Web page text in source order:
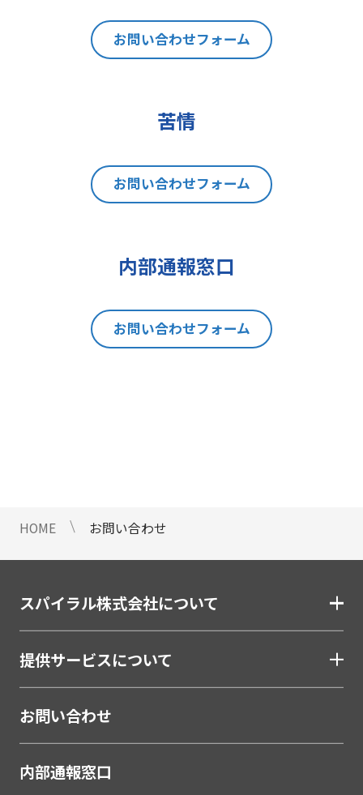
利を有します。
(1)取扱いの制限を要求する権利
(4)同意を撤回する権利
(5)GDPRの監督機関に不服を申し立
8 個人情報提出の任意性及び当該
情報を与えなかった場合に本人に生
にあたり、貴方の同意を得た場合に
す。但し、貴方の同意が頂けない場
合は、お問い合わせの回答、当社の
製品・サービスのご案内や当社が独
当社は、ご提出頂く個人情報につい
定を行いません。
10 当社Web サイトでのクッキー
（Cookie）の使用について
お客様がブラウザの設定でクッキー
の送受信を許可している場合、当社
Webサイトでクッキーまたは同種の
技術（Webビーコンなど）を使用し
て、お客様による当社Webサイトの
利用状況等のデータ（以下、「閲覧
お問い合わせフォーム
苦情
お問い合わせフォーム
内部通報窓口
お問い合わせフォーム
HOME お問い合わせ
スパイラル株式会社について
提供サービスについて
お問い合わせ
内部通報窓口